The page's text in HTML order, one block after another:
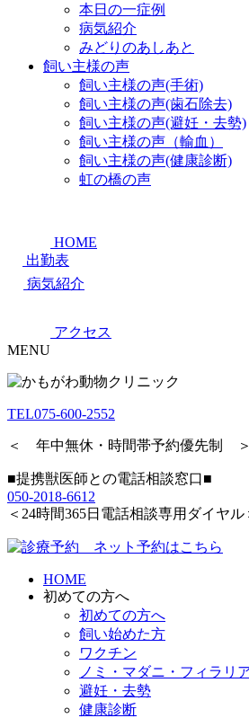
本日の一症例
病気紹介
みどりのあしあと
飼い主様の声
飼い主様の声(手術)
飼い主様の声(歯石除去)
飼い主様の声(避妊・去勢)
飼い主様の声（輸血）
飼い主様の声(健康診断)
虹の橋の声
HOME
出勤表
病気紹介
アクセス
MENU
TEL075-600-2552
＜ 年中無休・時間帯予約優先制 ＞
■提携獣医師との電話相談窓口■
050-2018-6612
＜24時間365日電話相談専用ダイヤル
HOME
初めての方へ
初めての方へ
飼い始めた方
ワクチン
ノミ・マダニ・フィラリ
避妊・去勢
健康診断